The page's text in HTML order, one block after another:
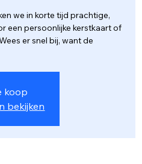
we in korte tijd prachtige,
een persoonlijke kerstkaart of
er snel bij, want de
koop
bekijken